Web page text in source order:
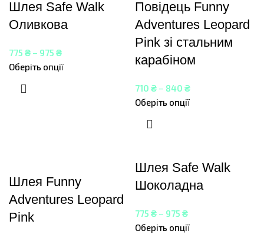
Шлея Safe Walk
Оливкова
775 ₴ – 975 ₴
Оберіть опції
Повідець Funny
Adventures Leopard
Pink зі стальним
карабіном
710 ₴ – 840 ₴
Оберіть опції
Шлея Funny
Adventures Leopard
Pink
Шлея Safe Walk
Шоколадна
775 ₴ – 975 ₴
Оберіть опції